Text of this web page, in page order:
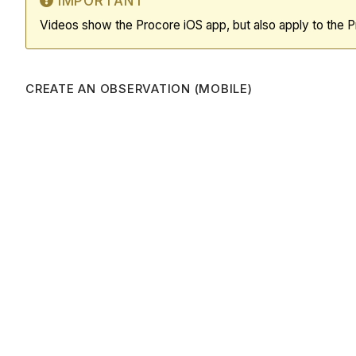
Videos show the Procore iOS app, but also apply to the
CREATE AN OBSERVATION (MOBILE)